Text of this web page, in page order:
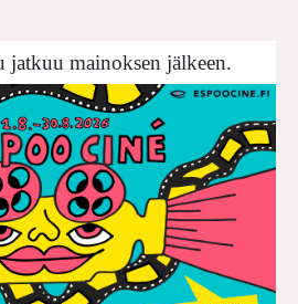
mainoksen jälkeen.